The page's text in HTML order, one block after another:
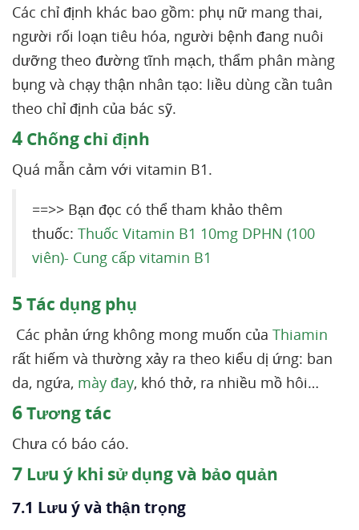
Các chỉ định khác bao gồm: phụ nữ mang thai,
người rối loạn tiêu hóa, người bệnh đang nuôi
dưỡng theo đường tĩnh mạch, thẩm phân màng
bụng và chạy thận nhân tạo: liều dùng cần tuân
theo chỉ định của bác sỹ.
4 Chống chỉ định
Quá mẫn cảm với vitamin B1.
==>> Bạn đọc có thể tham khảo thêm
thuốc: Thuốc Vitamin B1 10mg DPHN (100
viên)- Cung cấp vitamin B1
5 Tác dụng phụ
Các phản ứng không mong muốn của Thiamin
rất hiếm và thường xảy ra theo kiểu dị ứng: ban
da, ngứa, mày đay, khó thở, ra nhiều mồ hôi…
6Tương tác
Chưa có báo cáo.
7 Lưu ý khi sử dụng và bảo quản
7.1 Lưu ý và thận trọng